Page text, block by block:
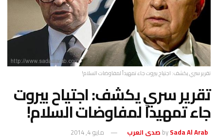
تقرير سري يكشف: اجتياح بيروت جاء تمهيداً لمفاوضات السلام!
تقرير سري يكشف: اجتياح بيروت
جاء تمهيداً لمفاوضات السلام!
bySada Al Arab صدى العرب مايو 4, 2014